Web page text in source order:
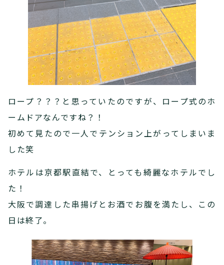
ロープ？？？と思っていたのですが、ロープ式のホ
ームドアなんですね？！
初めて見たので一人でテンション上がってしまいま
した笑
ホテルは京都駅直結で、とっても綺麗なホテルでし
た！
大阪で調達した串揚げとお酒でお腹を満たし、この
日は終了。